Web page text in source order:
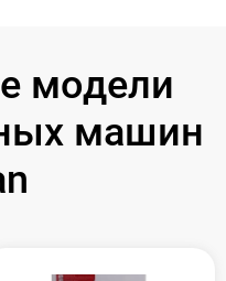
модели
машин